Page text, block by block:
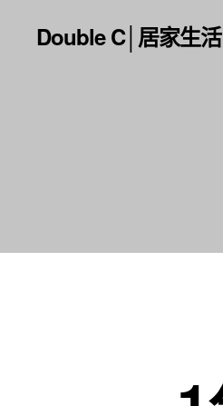
Double C│居家生活